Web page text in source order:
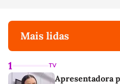
Mais lidas
1 TV
Apresentadora